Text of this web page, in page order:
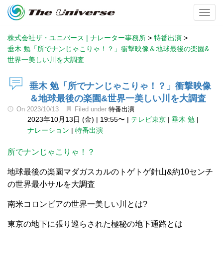
株式会社ザ・ユニバース | ナレーター事務所 > 特番出演 >
垂木 勉「所でナンじゃこりゃ！？」衝撃映像＆地球最後の楽園&
世界一美しい川を大調査
垂木 勉「所でナンじゃこりゃ！？」衝撃映像
＆地球最後の楽園&世界一美しい川を大調査
On 2023/10/13 Filed under 特番出演
2023年10月13日 (金) | 19:55〜 | テレビ東京 | 垂木 勉 |
ナレーション | 特番出演
所でナンじゃこりゃ！？
地球最後の楽園マダガスカルのトゲトゲ針山&約10センチ
の世界最小サルを大調査
南米コロンビアの世界一美しい川とは?
東京の地下に張り巡らされた極秘の地下通路とは